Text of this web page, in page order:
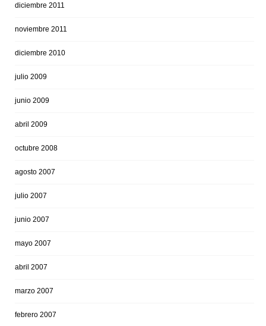
diciembre 2011
noviembre 2011
diciembre 2010
julio 2009
junio 2009
abril 2009
octubre 2008
agosto 2007
julio 2007
junio 2007
mayo 2007
abril 2007
marzo 2007
febrero 2007